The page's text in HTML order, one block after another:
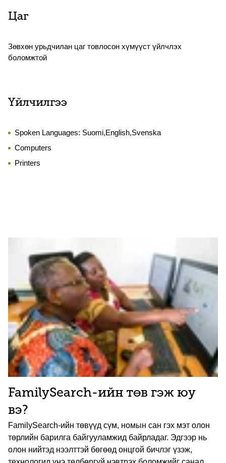
Цаг
Зөвхөн урьдчилан цаг товлосон хүмүүст үйлчлэх
боломжтой
Үйлчилгээ
Spoken Languages: Suomi,English,Svenska
Computers
Printers
FamilySearch-ийн төв гэж юу
вэ?
FamilySearch-ийн төвүүд сүм, номын сан гэх мэт олон
төрлийн барилга байгууламжид байрладаг. Эдгээр нь
олон нийтэд нээлттэй бөгөөд онцгой бичлэг үзэж,